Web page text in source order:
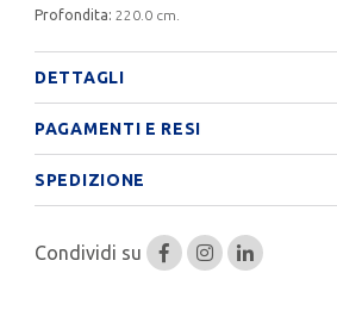
Profondita: 220.0 cm.
DETTAGLI
PAGAMENTI E RESI
SPEDIZIONE
Condividi su